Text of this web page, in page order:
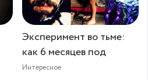
Эксперимент во тьме:
как 6 месяцев под
Интересное